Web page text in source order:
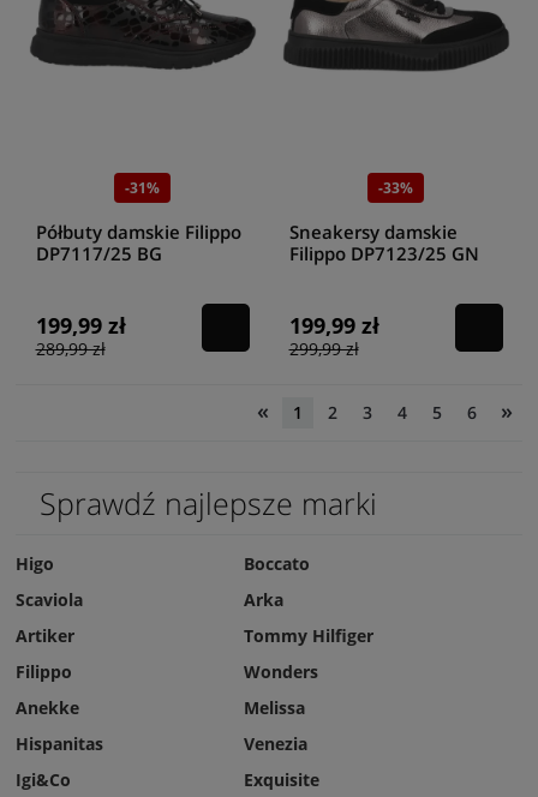
-31%
Półbuty damskie Filippo
DP7117/25 BG
199,99 zł
289,99 zł
-33%
Sneakersy damskie
Filippo DP7123/25 GN
199,99 zł
299,99 zł
« 1 2 3 4 5 6 »
Sprawdź najlepsze marki
Higo
Scaviola
Artiker
Filippo
Boccato
Arka
Tommy Hilfiger
Wonders
Anekke
Hispanitas
Igi&Co
Melissa
Venezia
Exquisite